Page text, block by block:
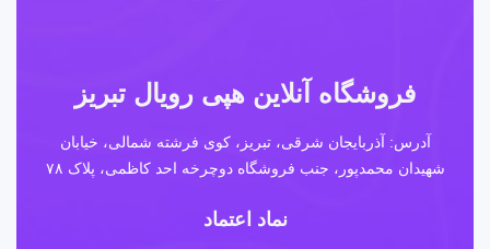
فروشگاه آنلاین هپی رویال تبریز
آدرس: آذربایجان شرقی، تبریز، کوی فرشته شمالی، خیابان
شهیدان محمدپور، جنب فروشگاه دوچرخه احد کاظمی، پلاک ۷۸
نماد اعتماد